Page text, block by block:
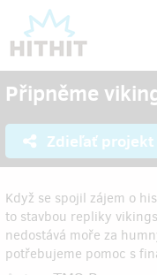
Připněme
Zdieľať projekt
Když se spojil zájem o
to stavbou repliky
nedostává moře za
potřebujeme pomoc s